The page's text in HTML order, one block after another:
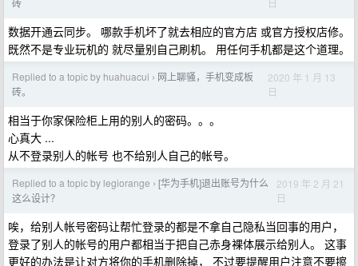
砖
数据开通云同步。 哪款手机坏了就去相应的官方店 或官方授权店修。
既然不是专业玩机的 就尽量别自己刷机。 用任何手机都是这个道理。
Replied to a topic by huahuacui › 网上聊骚，手机变成板
砖。
2020 年 1 月 13
日
相当于你家保险柜上用的别人的密码。。。
心真大 ...
从不登录别人的帐号 也不给别人自己的帐号。
Replied to a topic by legiorange › [华为手机]退出账号为什么
这么设计？
2019 年 2 月 21
日
唉，给别人帐号密码让帮忙登录的都是不拿自己隐私当回事的用户，
登录了别人的帐号的用户都相当于把自己赤身裸体展示给别人。 这事
更好的办法是让对方将你的手机删除掉， 不过要提醒用户注意不要擦